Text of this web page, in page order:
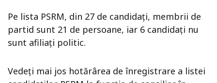
Pe lista PSRM, din 27 de candidați, membrii de
partid sunt 21 de persoane, iar 6 candidați nu
sunt afiliați politic.
Vedeți mai jos hotărârea de înregistrare a listei